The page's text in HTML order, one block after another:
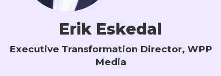
Erik Eskedal
Executive Transformation Director, WPP
Media